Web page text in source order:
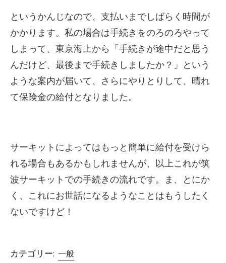
というかんじなので、支払いまでしばらく時間が
かかります。私の場合は手続きをのろのろやって
しまって、東京海上から「手続きが途中だと思う
んだけど、最後まで手続きしましたか？」という
ような案内が届いて、さらにやりとりして、晴れ
て保険金の給付となりました。
サーキットによってはもっと簡単に給付を受けら
れる場合もあるかもしれませんが、以上これが筑
波サーキットでの手続きの流れです。ま、とにか
く、これにお世話になるようなことはもうしたく
ないですけど！
カテゴリー: 一般